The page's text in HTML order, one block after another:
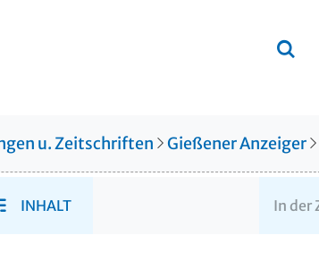
u. Zeitschriften Gießener Anzeiger
INHALT